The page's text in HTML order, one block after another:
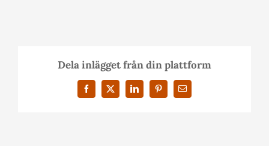
Dela inlägget från din plattform
Facebook
X LinkedInPinterest
E-
post